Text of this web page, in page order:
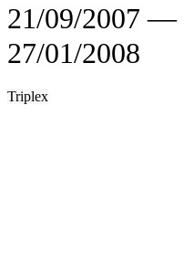
21/09/2007 ―
27/01/2008
Triplex